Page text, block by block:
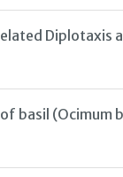
Diplotaxis
basil (Ocimum